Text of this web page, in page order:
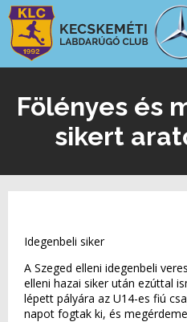
Fölényes és
sikert
Idegenbeli siker
A Szeged elleni idegenbeli
elleni hazai siker után ezúttal
lépett pályára az U14-es fiú
napot fogtak ki, és